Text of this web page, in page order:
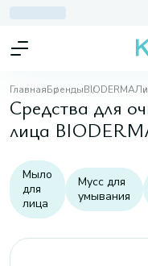
ГлавнаяБрендыBIODERMA
Средства для
лица
Мыло
для
лица
Мусс для
умывания